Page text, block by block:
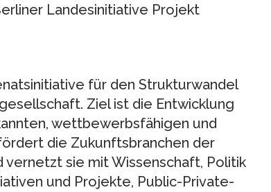
Landesinitiative Projekt
für den Strukturwandel
Ziel ist die Entwicklung
wettbewerbsfähigen und
die Zukunftsbranchen der
sie mit Wissenschaft, Politik
und Projekte, Public-Private-